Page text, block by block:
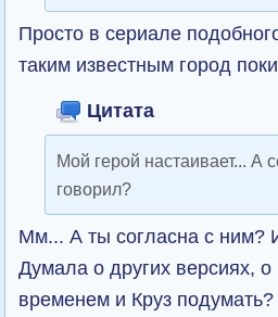
Просто в сериале
таким известным город
Цитата
Мой герой настаивает... А
говорил?
Мм... А ты согласна с ним?
Думала о других версиях,
временем и Круз